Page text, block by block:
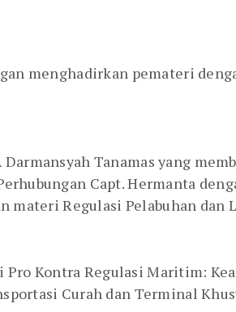
menghadirkan pemateri
Tanamas yang
Capt. Hermanta
Regulasi Pelabuhan dan
Kontra Regulasi Maritim:
Curah dan Terminal